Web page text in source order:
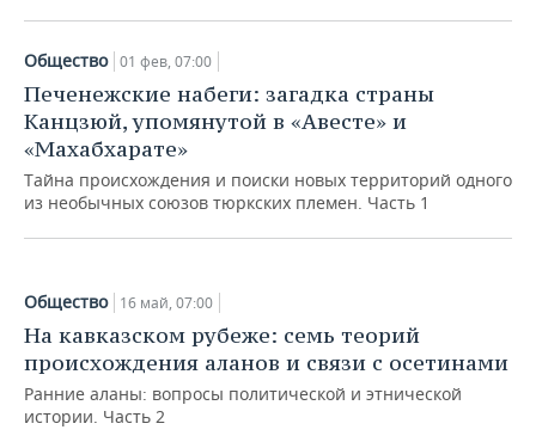
Общество 01 фев, 07:00
Печенежские набеги: загадка страны
Канцзюй, упомянутой в «Авесте» и
«Махабхарате»
Тайна происхождения и поиски новых территорий одного
из необычных союзов тюркских племен. Часть 1
Общество
Огузский мир: захват священного
Иерусалима и восстановление
тюрками халифата
Общество 16 май, 07:00
На кавказском рубеже: семь теорий
происхождения аланов и связи с осетинами
Ранние аланы: вопросы политической и этнической
истории. Часть 2